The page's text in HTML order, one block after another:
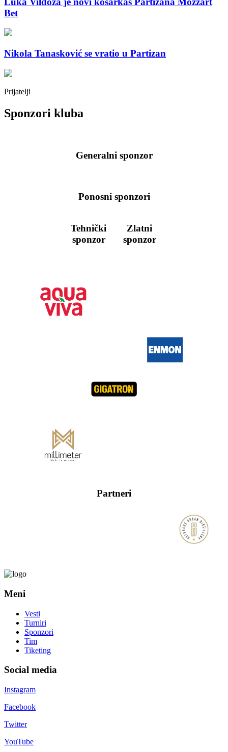
Bet
Nikola Tanasković se vratio u Partizan
Prijatelji
Sponzori kluba
Generalni sponzor
Ponosni sponzori
Tehnički
sponzor
Zlatni
sponzor
Partneri
Meni
Vesti
Turniri
Sponzori
Tim
Tiketing
Social media
Instagram
Facebook
Twitter
YouTube